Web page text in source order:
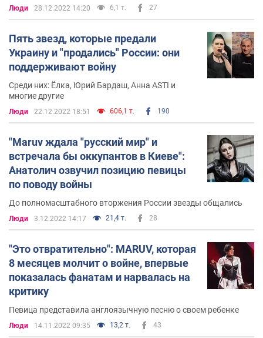
Люди 28.12.2022 14:20 6,1 т. 27
Пять звезд, которые предали
Украину и "продались" России: они
поддерживают войну
Среди них: Ёлка, Юрий Бардаш, Анна ASTI и
многие другие
Люди 22.12.2022 18:51 606,1 т. 190
"Maruv ждала "русский мир" и
встречала бы оккупантов в Киеве":
Анатолич озвучил позицию певицы
по поводу войны
До полномасштабного вторжения России звезды общались
Люди 3.12.2022 14:17 21,4 т. 28
"Это отвратительно": MARUV, которая
8 месяцев молчит о войне, впервые
показалась фанатам и нарвалась на
критику
Певица представила англоязычную песню о своем ребенке
Люди 14.11.2022 09:35 13,2 т. 43